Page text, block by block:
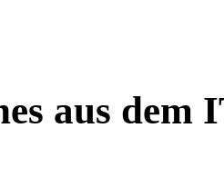
aus dem